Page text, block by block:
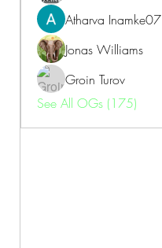
Atharva Inamke07
Jonas Williams
Groin Turov
See All OGs (175)